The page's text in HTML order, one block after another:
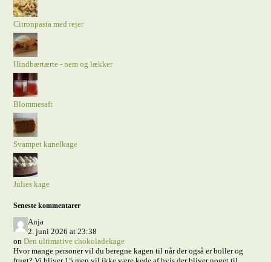
Citronpasta med rejer
Hindbærtærte - nem og lækker
Blommesaft
Svampet kanelkage
Julies kage
Seneste kommentarer
Anja
2. juni 2026 at 23:38
onDen ultimative chokoladekage
Hvor mange personer vil du beregne kagen til når der også er boller og